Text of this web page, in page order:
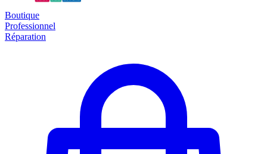
Boutique
Professionnel
Réparation